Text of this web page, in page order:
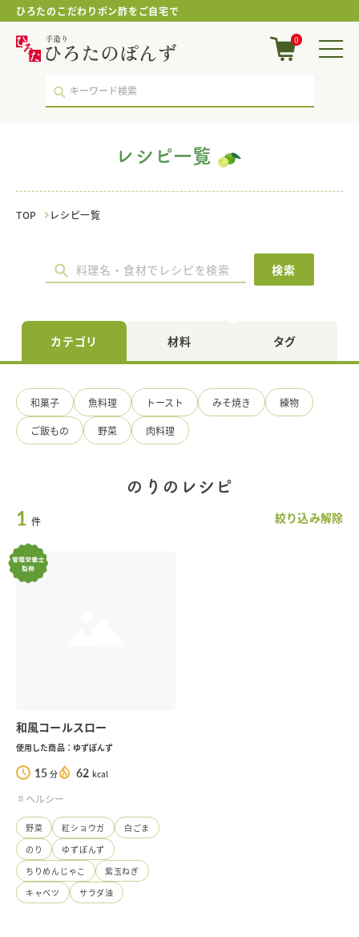
ひろたのこだわりポン酢をご自宅で
の
シ
｜
ン
国
産
料
の
手
り
ひ
ろ
た
0
レシピ一覧
TOP レシピ一覧
検索
カテゴリ 材料 タグ
和菓子 魚料理 トースト みそ焼き 練物
ご飯もの 野菜 肉料理
のりのレシピ
1 件 絞り込み解除
和風コールスロー
使用した商品：ゆずぽんず
15 分 62 kcal
♯ヘルシー
野菜 紅ショウガ
白ごま
のり
ゆずぽんず
ちりめんじゃこ
紫玉ねぎ
キャベツ
サラダ油